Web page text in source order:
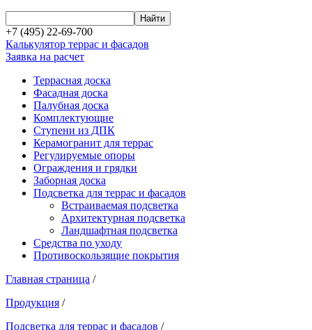
+7 (495) 22-69-700
Калькулятор террас и фасадов
Заявка на расчет
Террасная доска
Фасадная доска
Палубная доска
Комплектующие
Ступени из ДПК
Керамогранит для террас
Регулируемые опоры
Ограждения и грядки
Заборная доска
Подсветка для террас и фасадов
Встраиваемая подсветка
Архитектурная подсветка
Ландшафтная подсветка
Средства по уходу
Противоскользящие покрытия
Главная страница /
Продукция /
Подсветка для террас и фасадов /